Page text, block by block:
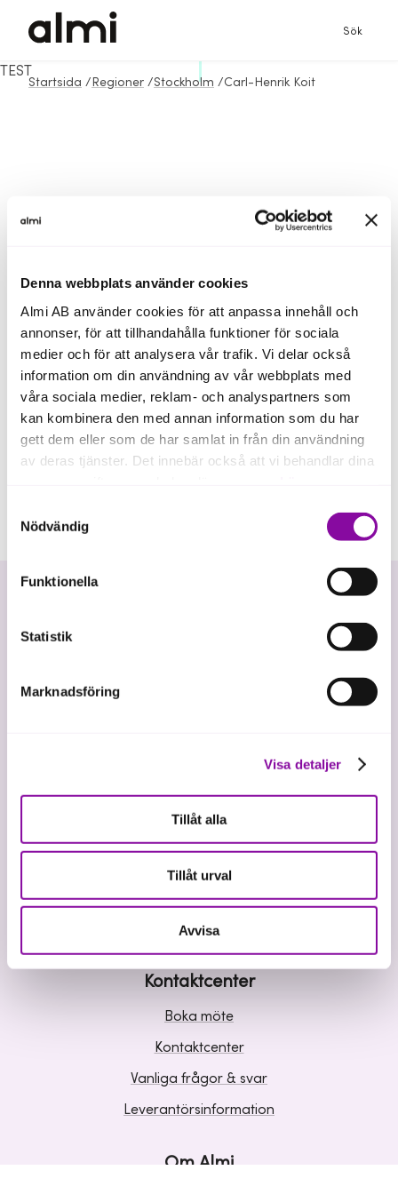
Denna webbplats använder cookies
Almi AB använder cookies för att anpassa innehåll och
annonser, för att tillhandahålla funktioner för sociala
medier och för att analysera vår trafik. Vi delar också
information om din användning av vår webbplats med
våra sociala medier, reklam- och analyspartners som
kan kombinera den med annan information som du har
gett dem eller som de har samlat in från din användning
av deras tjänster. Det innebär också att vi behandlar dina
Om du klickar på avvisa kommer användning av kakor
eller delning av information enligt ovan, inte att ske,
förutom för kakor som är nödvändiga för att hemsidan
ska fungera se mer under inställningar.
Nödvändig
Funktionella
Statistik
Marknadsföring
Visa detaljer
Tillåt alla
Tillåt urval
Avvisa
Sök
Startsida / Regioner /Stockholm /Carl-Henrik Koit
TEST
Våra tjänster
Riskkapital
Affärsutveckling
Kunskap och inspiration
Kontaktcenter
Boka möte
Kontaktcenter
Vanliga frågor & svar
Leverantörsinformation
Om Almi